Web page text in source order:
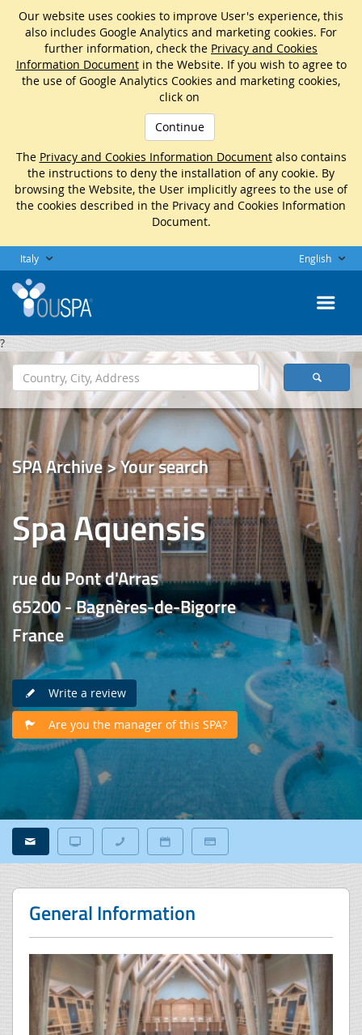
Our website uses cookies to improve User's experience, this
also includes Google Analytics and marketing cookies. For
further information, check the Privacy and Cookies
Information Documentin the Website. If you wish to agree to
the use of Google Analytics Cookies and marketing cookies,
click on
Continue
The Privacy and Cookies Information Documentalso contains
the instructions to deny the installation of any cookie. By
browsing the Website, the User implicitly agrees to the use of
the cookies described in the Privacy and Cookies Information
Document.
Italy English
?
SPA Archive > Your search
Spa Aquensis
rue du Pont d'Arras
65200 - Bagnères-de-Bigorre
France
Write a review
Are you the manager of this SPA?
General Information